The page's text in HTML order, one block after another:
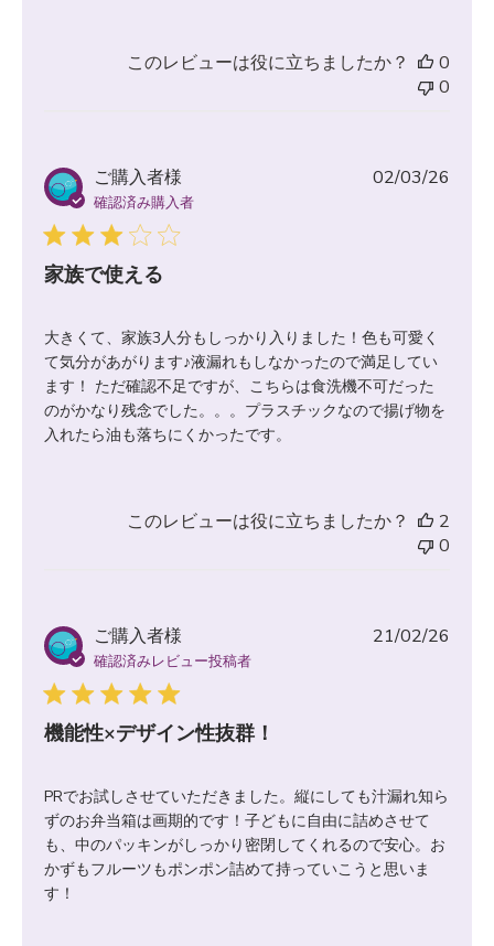
このレビューは役に立ちましたか？
0
0
ご購入者様
確認済み購入者
家族で使える
大きくて、家族3人分もしっかり入りました！色も可愛く
て気分があがります♪液漏れもしなかったので満足してい
ます！ ただ確認不足ですが、こちらは食洗機不可だった
のがかなり残念でした。。。プラスチックなので揚げ物を
入れたら油も落ちにくかったです。
02/03/26
このレビューは役に立ちましたか？
2
0
ご購入者様
確認済みレビュー投稿者
機能性×デザイン性抜群！
PRでお試しさせていただきました。縦にしても汁漏れ知ら
ずのお弁当箱は画期的です！子どもに自由に詰めさせて
も、中のパッキンがしっかり密閉してくれるので安心。お
かずもフルーツもポンポン詰めて持っていこうと思いま
す！
21/02/26